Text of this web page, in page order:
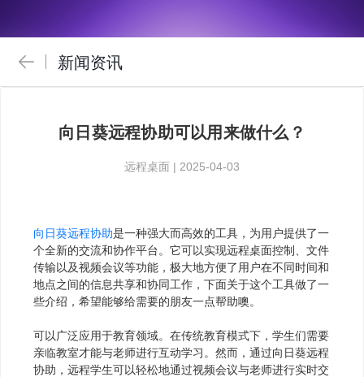
新闻资讯
向日葵远程协助可以用来做什么？
远程桌面 | 2025-04-03
向日葵远程协助是一种强大而高效的工具，为用户提供了一
个全新的交流和协作平台。它可以实现远程桌面控制、文件
传输以及视频会议等功能，极大地方便了用户在不同时间和
地点之间的信息共享和协同工作，下面关于这个工具做了一
些介绍，希望能够给需要的朋友一点帮助噢。
可以广泛应用于教育领域。在传统教育模式下，学生们需要
亲临教室才能与老师进行互动学习。然而，通过向日葵远程
协助，远程学生可以轻松地通过视频会议与老师进行实时交